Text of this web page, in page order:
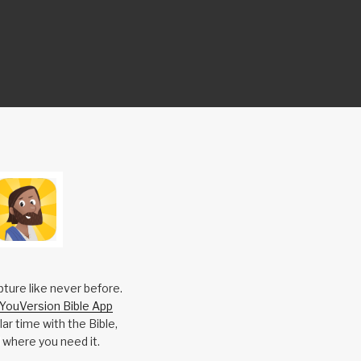
like never before.
Bible App
time with the Bible,
you need it.